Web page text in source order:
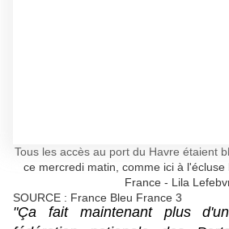
Tous les accès au port du Havre étaient
ce mercredi matin, comme ici à l'écluse
France - Lila
SOURCE : France Bleu France 3
"Ça fait maintenant plus